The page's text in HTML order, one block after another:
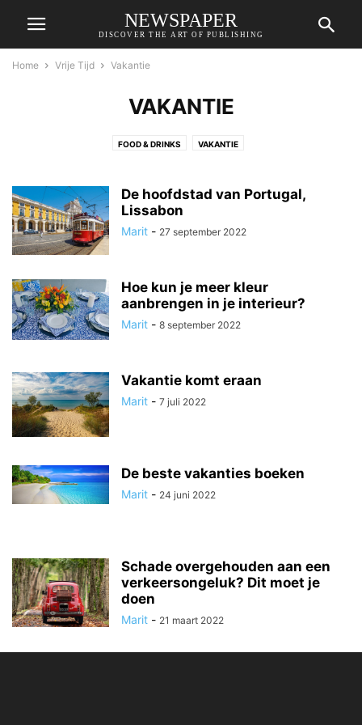
NEWSPAPER
DISCOVER THE ART OF PUBLISHING
Home Vrije Tijd Vakantie
VAKANTIE
FOOD & DRINKS VAKANTIE
De hoofdstad van Portugal,
Lissabon
Marit - 27 september 2022
Hoe kun je meer kleur
aanbrengen in je interieur?
Marit - 8 september 2022
Vakantie komt eraan
Marit - 7 juli 2022
De beste vakanties boeken
Marit - 24 juni 2022
Schade overgehouden aan een
verkeersongeluk? Dit moet je
doen
Marit - 21 maart 2022